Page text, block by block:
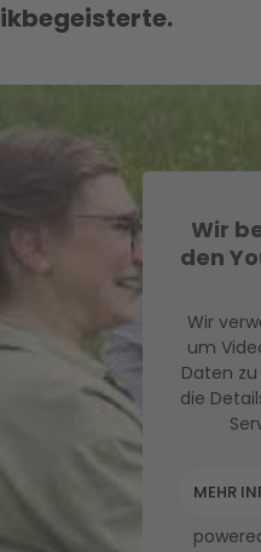
Wir
den
Wir
um
Daten
die
MEHR